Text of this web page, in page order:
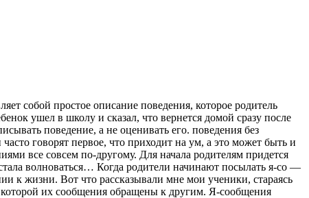
собой простое описание поведения, которое родитель
ушел в школу и сказал, что вернется домой сразу после
поведение, а не оценивать его. поведения без
говорят первое, что приходит на ум, а это может быть и
все совсем по-другому. Для начала родителям придется
волноваться… Когда родители начинают посылать я-со —
к жизни. Вот что рассказывали мне мои ученики, стараясь
их сообщения обращены к другим. Я-сообщения